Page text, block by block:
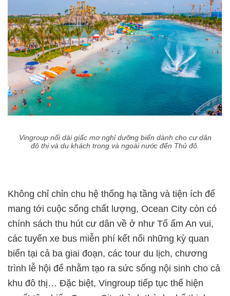
Vingroup nối dài giấc mơ nghỉ dưỡng biển dành cho cư dân
đô thị và du khách trong và ngoài nước đến Thủ đô.
Không chỉ chỉn chu hệ thống hạ tầng và tiện ích để
mang tới cuộc sống chất lượng, Ocean City còn có
chính sách thu hút cư dân về ở như Tổ ấm An vui,
các tuyến xe bus miễn phí kết nối những kỳ quan
biển tại cả ba giai đoạn, các tour du lịch, chương
trình lễ hội để nhằm tạo ra sức sống nội sinh cho cả
khu đô thị… Đặc biệt, Vingroup tiếp tục thể hiện